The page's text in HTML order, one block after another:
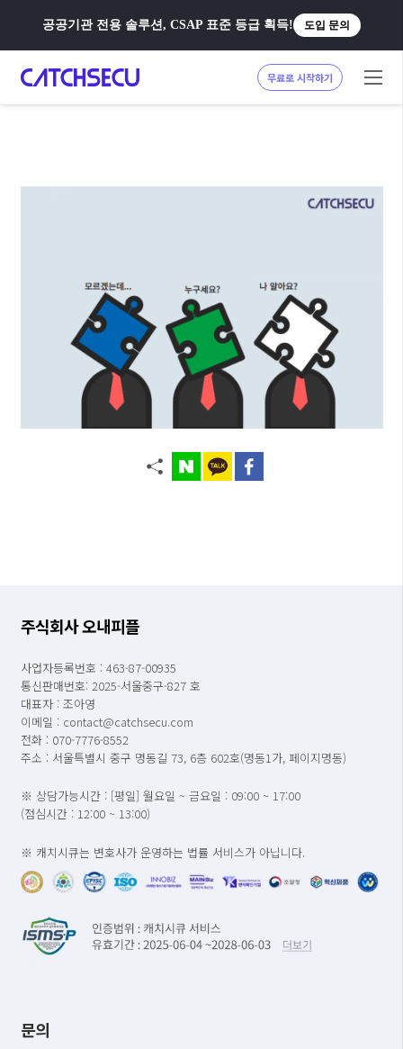
공공기관 전용 솔루션, CSAP 표준 등급 획득! 도입 문의
무료로 시작하기
주식회사 오내피플
사업자등록번호 : 463-87-00935
통신판매번호: 2025-서울중구-827 호
대표자 : 조아영
이메일 : contact@catchsecu.com
전화 : 070-7776-8552
주소 : 서울특별시 중구 명동길 73, 6층 602호(명동1가, 페이지명동)
※ 상담가능시간 : [평일] 월요일 ~ 금요일 : 09:00 ~ 17:00
(점심시간 : 12:00 ~ 13:00)
※ 캐치시큐는 변호사가 운영하는 법률 서비스가 아닙니다.
문의